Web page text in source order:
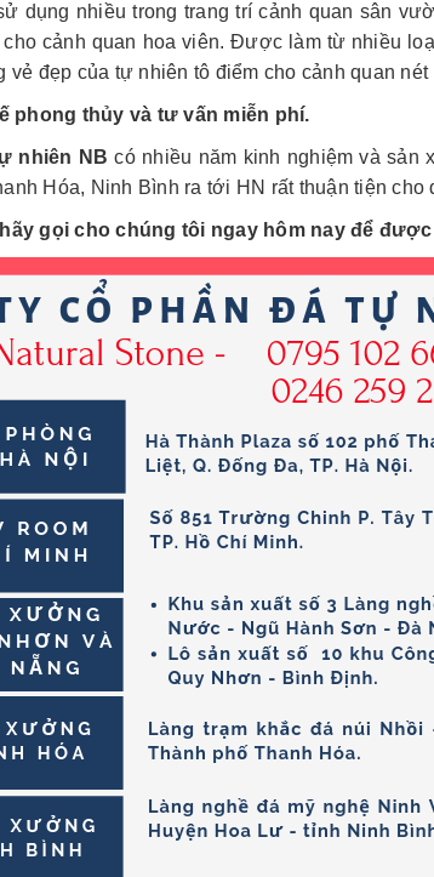
dụng nhiều trong trang trí cảnh quan sân
cảnh quan hoa viên. Được làm từ nhiều
đẹp của tự nhiên tô điểm cho cảnh quan
phong thủy và tư vấn miễn phí.
nhiên NB có nhiều năm kinh nghiệm và sản
Hóa, Ninh Bình ra tới HN rất thuận tiện cho
gọi cho chúng tôi ngay hôm nay để